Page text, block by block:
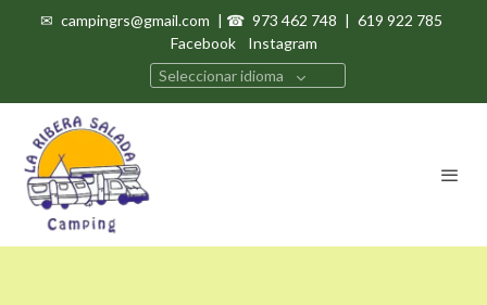
✉ campingrs@gmail.com | ☎ 973 462 748 | 619 922 785
Facebook
Instagram
Seleccionar idioma